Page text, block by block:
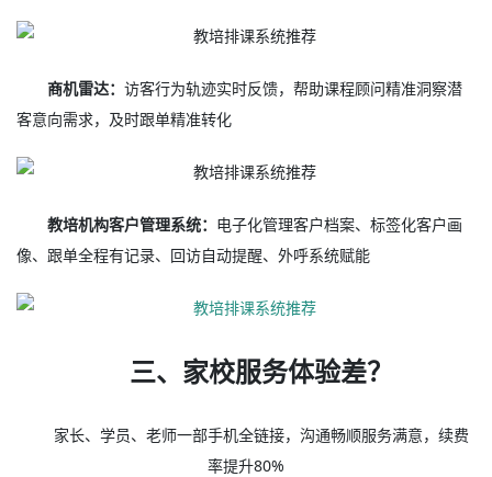
商机雷达：访客行为轨迹实时反馈，帮助课程顾问精准洞察潜
客意向需求，及时跟单精准转化
教培机构客户管理系统： 电子化管理客户档案、标签化客户画
像、跟单全程有记录、回访自动提醒、外呼系统赋能
三、家校服务体验差？
家长、学员、老师一部手机全链接，沟通畅顺服务满意，续费
率提升80%